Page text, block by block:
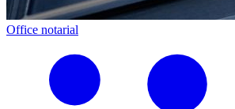
Office notarial